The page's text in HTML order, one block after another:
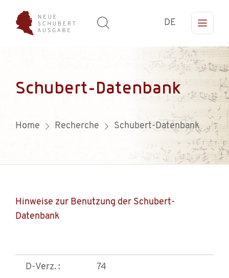
DE
Schubert-Datenbank
Home Recherche Schubert-Datenbank
Hinweise zur Benutzung der Schubert-
Datenbank
D-Verz. : 74